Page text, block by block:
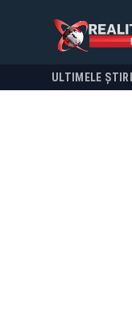
ULTIMELE ȘTIRI